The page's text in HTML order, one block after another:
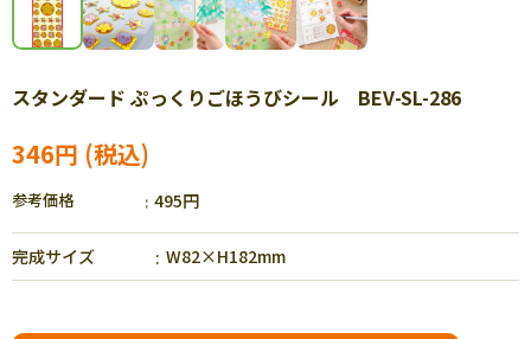
スタンダード ぷっくりごほうびシール BEV-SL-286
346円
参考価格 495円
完成サイズ W82×H182mm